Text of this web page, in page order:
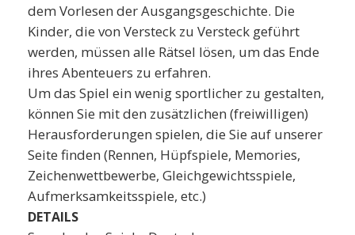
dem Vorlesen der Ausgangsgeschichte. Die
Kinder, die von Versteck zu Versteck geführt
werden, müssen alle Rätsel lösen, um das Ende
ihres Abenteuers zu erfahren.
Um das Spiel ein wenig sportlicher zu gestalten,
können Sie mit den zusätzlichen (freiwilligen)
Herausforderungen spielen, die Sie auf unserer
Seite finden (Rennen, Hüpfspiele, Memories,
Zeichenwettbewerbe, Gleichgewichtsspiele,
Aufmerksamkeitsspiele, etc.)
DETAILS